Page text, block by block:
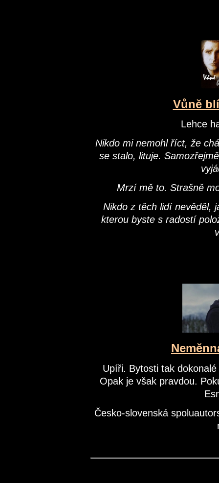
Vůně
Lehce
Nikdo mi nemohl říct, že
se stalo, lituje.
Mrzí mě to. Strašně
Nikdo z těch lidí nevěděl,
kterou byste s radostí
Upíři. Bytosti tak
Opak je však pravdou.
Česko-slovenská